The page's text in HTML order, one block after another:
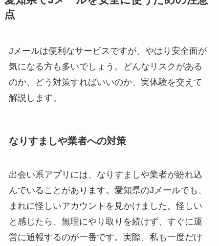
点
Jメールは便利なサービスですが、やはり安全面が
気になる方も多いでしょう。どんなリスクがある
のか、どう対策すればいいのか、実体験を交えて
解説します。
なりすましや業者への対策
出会い系アプリには、なりすましや業者が紛れ込
んでいることがあります。愛知県のJメールでも、
まれに怪しいアカウントを見かけました。怪しい
と感じたら、無理にやり取りを続けず、すぐに運
営に通報するのが一番です。実際、私も一度だけ